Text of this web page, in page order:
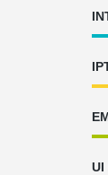
UI